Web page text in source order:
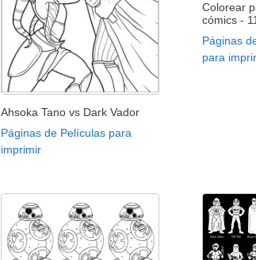
Ahsoka Tano vs Dark Vador
Páginas de Películas para
imprimir
Colorear
cómics - 11
Páginas
para